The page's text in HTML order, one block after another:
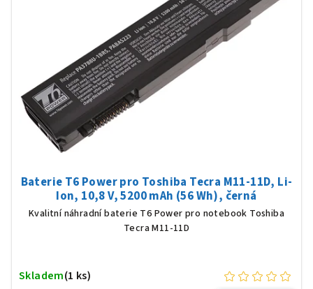
Baterie T6 Power pro Toshiba Tecra M11-11D, Li-
Ion, 10,8 V, 5200 mAh (56 Wh), černá
Kvalitní náhradní baterie T6 Power pro notebook Toshiba
Tecra M11-11D
Skladem(1 ks)